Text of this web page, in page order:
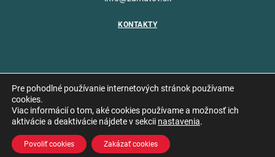
KONTAKTY
Copyright © 2026 Obec
Pre pohodlné používanie internetových stránok používame
cookies.
Viac informácií o tom, aké cookies používame a možnosť ich
aktivácie a deaktivácie nájdete v sekcii nastavenia.
Povoliť cookies Zakázať cookies